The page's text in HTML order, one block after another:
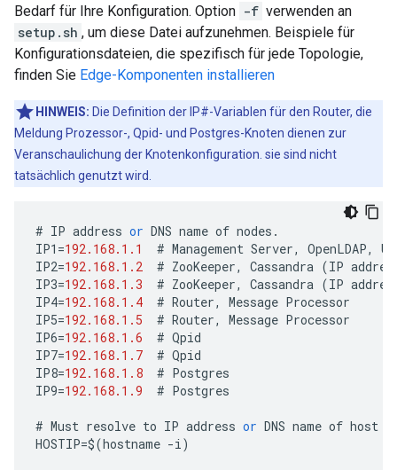
Bedarf für Ihre Konfiguration. Option -f verwenden an
setup.sh , um diese Datei aufzunehmen. Beispiele für
Konfigurationsdateien, die spezifisch für jede Topologie,
finden Sie Edge-Komponenten installieren
HINWEIS: Die Definition der IP#-Variablen für den Router, die
Meldung Prozessor-, Qpid- und Postgres-Knoten dienen zur
Veranschaulichung der Knotenkonfiguration. sie sind nicht
tatsächlich genutzt wird.
# IP address or DNS name of nodes .
IP1 =192.168.1.1 # Management Server, OpenLDAP, UI
IP2=192.168.1.2 # ZooKeeper, Cassandra (IP
IP3=192.168.1.3 # ZooKeeper, Cassandra (IP
IP4=192.168.1.4 # Router, Message Processor
IP5=192.168.1.5 # Router, Message Processor
IP6=192.168.1.6 # Qpid
IP7=192.168.1.7 # Qpid
IP8=192.168.1.8 # Postgres
IP9=192.168.1.9 # Postgres
# Must resolve to IP address or DNS name of host
HOSTIP=$(hostname -i)